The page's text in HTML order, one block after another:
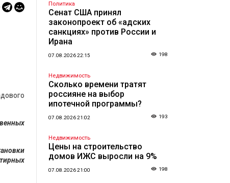
Политика
Сенат США принял
законопроект об «адских
санкциях» против России и
Ирана
07.08.2026 22:15 198
Недвижимость
Сколько времени тратят
россияне на выбор
ипотечной программы?
07.08.2026 21:02 193
Недвижимость
Цены на строительство
домов ИЖС выросли на 9%
07.08.2026 21:00 198